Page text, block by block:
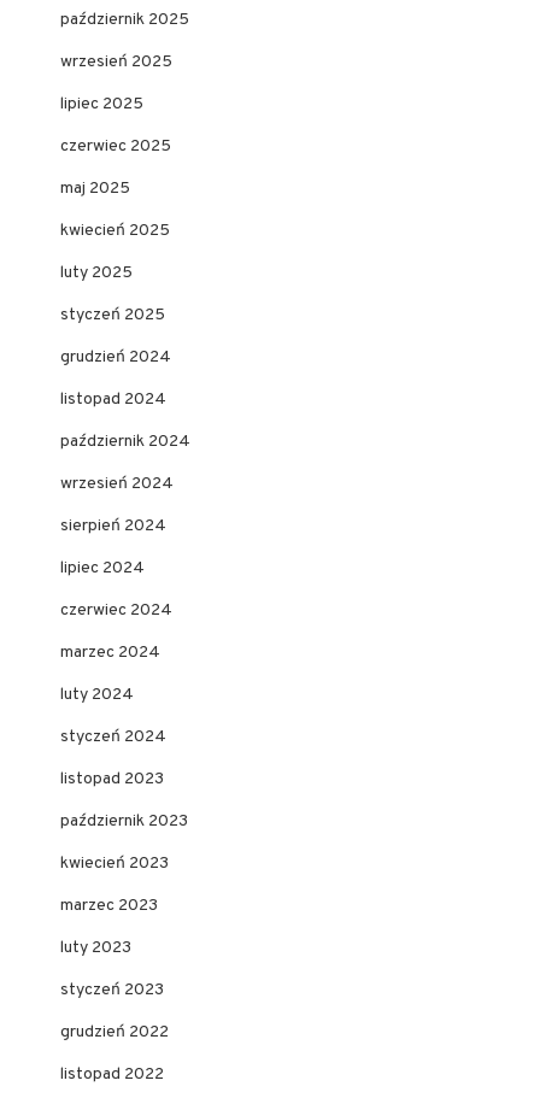
październik 2025
wrzesień 2025
lipiec 2025
czerwiec 2025
maj 2025
kwiecień 2025
luty 2025
styczeń 2025
grudzień 2024
listopad 2024
październik 2024
wrzesień 2024
sierpień 2024
lipiec 2024
czerwiec 2024
marzec 2024
luty 2024
styczeń 2024
listopad 2023
październik 2023
kwiecień 2023
marzec 2023
luty 2023
styczeń 2023
grudzień 2022
listopad 2022